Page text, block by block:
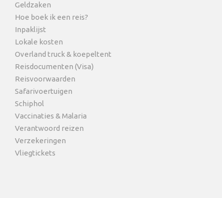
Geldzaken
Hoe boek ik een reis?
Inpaklijst
Lokale kosten
Overland truck & koepeltent
Reisdocumenten (Visa)
Reisvoorwaarden
Safarivoertuigen
Schiphol
Vaccinaties & Malaria
Verantwoord reizen
Verzekeringen
Vliegtickets